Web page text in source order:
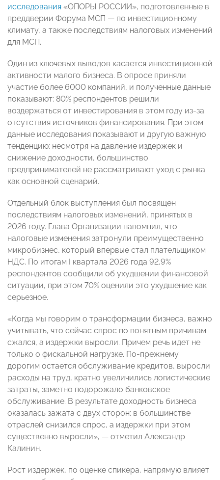
исследования «ОПОРЫ РОССИИ», подготовленные в
преддверии Форума МСП — по инвестиционному
климату, а также последствиям налоговых изменений
для МСП.
Один из ключевых выводов касается инвестиционной
активности малого бизнеса. В опросе приняли
участие более 6000 компаний, и полученные данные
показывают: 80% респондентов решили
воздержаться от инвестирования в этом году из-за
отсутствия источников финансирования. При этом
данные исследования показывают и другую важную
тенденцию: несмотря на давление издержек и
снижение доходности, большинство
предпринимателей не рассматривают уход с рынка
как основной сценарий.
Отдельный блок выступления был посвящен
последствиям налоговых изменений, принятых в
2026 году. Глава Организации напомнил, что
налоговые изменения затронули преимущественно
микробизнес, который впервые стал плательщиком
НДС. По итогам I квартала 2026 года 92,9%
респондентов сообщили об ухудшении финансовой
ситуации, при этом 70% оценили это ухудшение как
серьезное.
«Когда мы говорим о трансформации бизнеса, важно
учитывать, что сейчас спрос по понятным причинам
сжался, а издержки выросли. Причем речь идет не
только о фискальной нагрузке. По-прежнему
дорогим остается обслуживание кредитов, выросли
расходы на труд, кратно увеличились логистические
затраты, заметно подорожало банковское
обслуживание. В результате доходность бизнеса
оказалась зажата с двух сторон: в большинстве
отраслей снизился спрос, а издержки при этом
существенно выросли», — отметил Александр
Калинин.
Рост издержек, по оценке спикера, напрямую влияет